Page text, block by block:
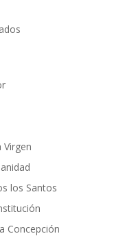
los Santos
Concepción